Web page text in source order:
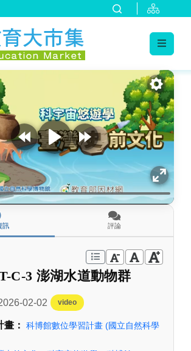
訊 評論
C-3 澎湖水道動物群
02-02
video
： 科博館數位學習計畫 (國立自然科學